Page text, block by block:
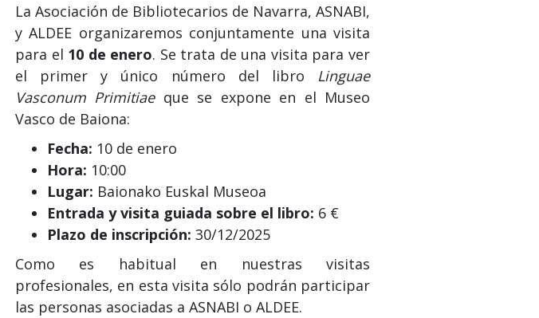
La Asociación de Bibliotecarios de Navarra, ASNABI,
y ALDEE organizaremos conjuntamente una visita
para el 10 de enero. Se trata de una visita para ver
el primer y único número del libro Linguae
Vasconum Primitiae que se expone en el Museo
Vasco de Baiona:
Fecha: 10 de enero
Hora: 10:00
Lugar: Baionako Euskal Museoa
Entrada y visita guiada sobre el libro: 6 €
Plazo de inscripción: 30/12/2025
Como es habitual en nuestras visitas
profesionales, en esta visita sólo podrán participar
las personas asociadas a ASNABI o ALDEE.